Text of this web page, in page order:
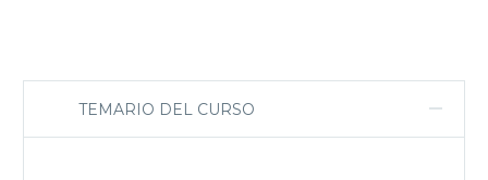
TEMARIO DEL CURSO